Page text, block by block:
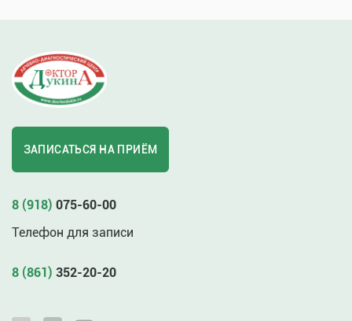
ЗАПИСАТЬСЯ НА ПРИЁМ
8 (918) 075-60-00
Телефон для записи
8 (861) 352-20-20